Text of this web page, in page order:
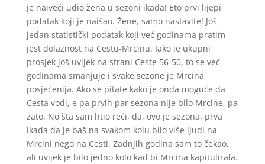
je najveći udio žena u sezoni ikada! Eto prvi lijepi
podatak koji je naišao. Žene, samo nastavite! Još
jedan statistički podatak koji već godinama pratim
jest dolaznost na Cestu-Mrcinu. Iako je ukupni
prosjek još uvijek na strani Ceste 56-50, to se već
godinama smanjuje i svake sezone je Mrcina
posjećenija. Ako se pitate kako je onda moguće da
Cesta vodi, e pa prvih par sezona nije bilo Mrcine, pa
zato. No šta sam htio reći, da, ovo je sezona, prva
ikada da je baš na svakom kolu bilo više ljudi na
Mrcini nego na Cesti. Zadnjih godina sam to čekao,
ali uvijek je bilo jedno kolo kad bi Mrcina kapitulirala.